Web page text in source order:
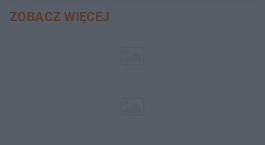
ZOBACZ WIĘCEJ